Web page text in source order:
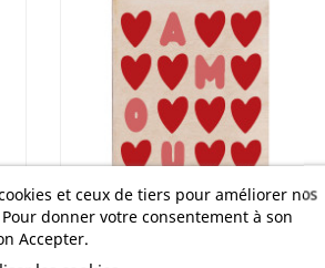
et ceux de tiers pour améliorer nos
donner votre consentement à son
Accepter.